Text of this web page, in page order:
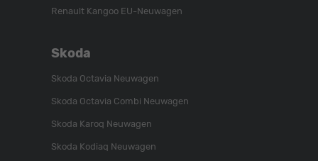
Renault Kangoo EU-Neuwagen
Skoda
Skoda Octavia Neuwagen
Skoda Octavia Combi Neuwagen
Skoda Karoq Neuwagen
Skoda Kodiaq Neuwagen